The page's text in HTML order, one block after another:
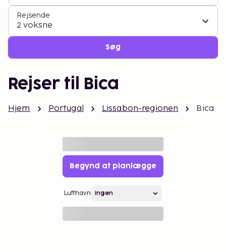
Rejsende
2 voksne
Søg
Rejser til Bica
Hjem Portugal Lissabon-regionen Bica
Begynd at planlægge
Lufthavn